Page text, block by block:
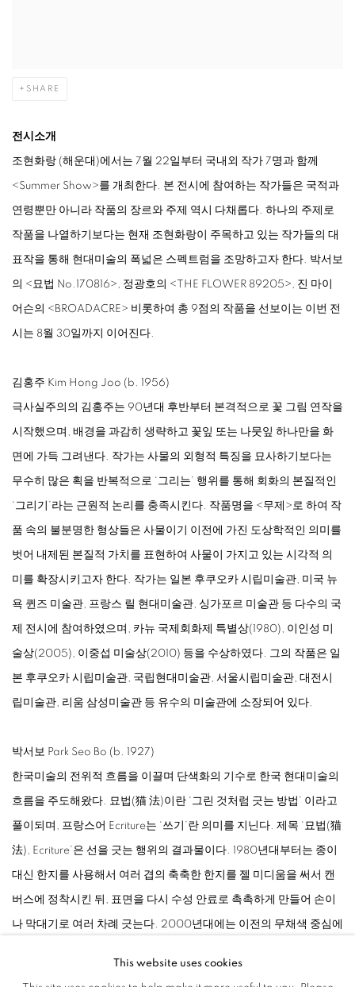
SHARE
전시소개
조현화랑 (해운대)에서는 7월 22일부터 국내외 작가 7명과 함께
<Summer Show>를 개최한다. 본 전시에 참여하는 작가들은 국적과
연령뿐만 아니라 작품의 장르와 주제 역시 다채롭다. 하나의 주제로
작품을 나열하기보다는 현재 조현화랑이 주목하고 있는 작가들의 대
표작을 통해 현대미술의 폭넓은 스펙트럼을 조망하고자 한다. 박서보
의 <묘법 No.170816>, 정광호의 < THE FLOWER 89205>, 진 마이
어슨의 < BROADACRE> 비롯하여 총 9점의 작품을 선보이는 이번 전
시는 8월 30일까지 이어진다.
김홍주 Kim Hong Joo (b. 1956)
극사실주의의 김홍주는 90년대 후반부터 본격적으로 꽃 그림 연작을
시작했으며, 배경을 과감히 생략하고 꽃잎 또는 나뭇잎 하나만을 화
면에 가득 그려낸다. 작가는 사물의 외형적 특징을 묘사하기보다는
무수히 많은 획을 반복적으로 ‘그리는’ 행위를 통해 회화의 본질적인
‘그리기’라는 근원적 논리를 충족시킨다. 작품명을 <무제 >로 하여 작
품 속의 불분명한 형상들은 사물이기 이전에 가진 도상학적인 의미를
벗어 내제된 본질적 가치를 표현하여 사물이 가지고 있는 시각적 의
미를 확장시키고자 한다. 작가는 일본 후쿠오카 시립미술관, 미국 뉴
욕 퀸즈 미술관, 프랑스 릴 현대미술관, 싱가포르 미술관 등 다수의 국
제 전시에 참여하였으며, 카뉴 국제회화제 특별상(1980), 이인성 미
술상(2005), 이중섭 미술상(2010) 등을 수상하였다. 그의 작품은 일
본 후쿠오카 시립미술관, 국립현대미술관, 서울시립미술관, 대전시
립미술관, 리움 삼성미술관 등 유수의 미술관에 소장되어 있다.
박서보 Park Seo Bo (b. 1927)
한국미술의 전위적 흐름을 이끌며 단색화의 기수로 한국 현대미술의
흐름을 주도해왔다. 묘법(猫 法)이란 ‘그린 것처럼 긋는 방법’ 이라고
풀이되며, 프랑스어 Ecriture는 ‘쓰기’란 의미를 지닌다. 제목 ‘묘법(猫
法), Ecriture’은 선을 긋는 행위의 결과물이다. 1980년대부터는 종이
대신 한지를 사용해서 여러 겹의 축축한 한지를 젤 미디움을 써서 캔
버스에 정착시킨 뒤, 표면을 다시 수성 안료로 촉촉하게 만들어 손이
나 막대기로 여러 차례 긋는다. 2000년대에는 이전의 무채색 중심에
This website uses cookies